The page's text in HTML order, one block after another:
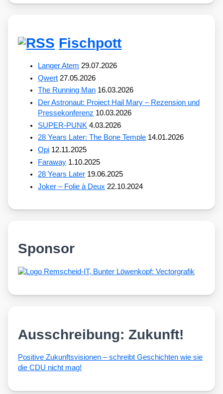
Fischpott
Langer Atem 29.07.2026
Qwert 27.05.2026
The Running Man 16.03.2026
Der Astronaut: Project Hail Mary – Rezension und
Pressekonferenz 10.03.2026
SUPER-PUNK 4.03.2026
28 Years Later: The Bone Temple 14.01.2026
Opi 12.11.2025
Faraway 1.10.2025
28 Years Later 19.06.2025
Joker – Folie à Deux 22.10.2024
Sponsor
Ausschreibung: Zukunft!
Posi­ti­ve Zukunfts­vi­sio­nen – schreibt Geschich­ten wie sie
die CDU nicht mag!